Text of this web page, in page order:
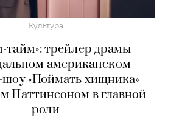
Культура
тайм»: трейлер драмы
американском
«Поймать хищника»
Паттинсоном в главной
роли